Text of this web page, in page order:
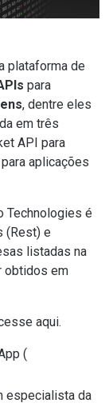
plataforma de
para
, dentre eles
em três
API para
aplicações
Technologies é
(Rest) e
listadas na
obtidos em
aqui.
(
especialista da